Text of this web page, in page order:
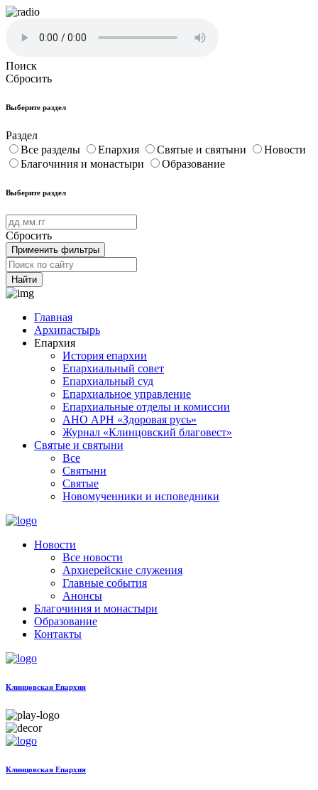
Поиск
Сбросить
Выберите раздел
Раздел
Все разделы
Епархия Святые и святыни
Новости
Благочиния и монастыри
Образование
Выберите раздел
Сбросить
Применить фильтры
Найти
Главная
Архипастырь
Епархия
История епархии
Епархиальный совет
Епархиальный суд
Епархиальное управление
Епархиальные отделы и комиссии
АНО АРН «Здоровая русь»
Журнал «Клинцовский благовест»
Святые и святыни
Все
Святыни
Святые
Новомученники и исповедники
Новости
Все новости
Архиерейские служения
Главные события
Анонсы
Благочиния и монастыри
Образование
Контакты
Клинцовская Епархия
Клинцовская Епархия